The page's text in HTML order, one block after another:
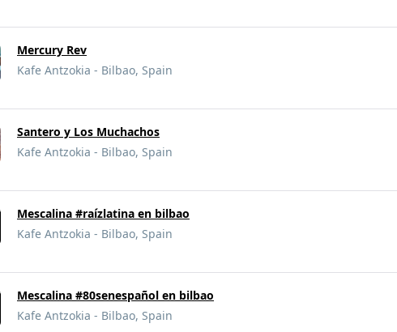
Mercury Rev
Kafe Antzokia - Bilbao, Spain
Santero y Los Muchachos
Kafe Antzokia - Bilbao, Spain
Mescalina #raízlatina en bilbao
Kafe Antzokia - Bilbao, Spain
Mescalina #80senespañol en bilbao
Kafe Antzokia - Bilbao, Spain